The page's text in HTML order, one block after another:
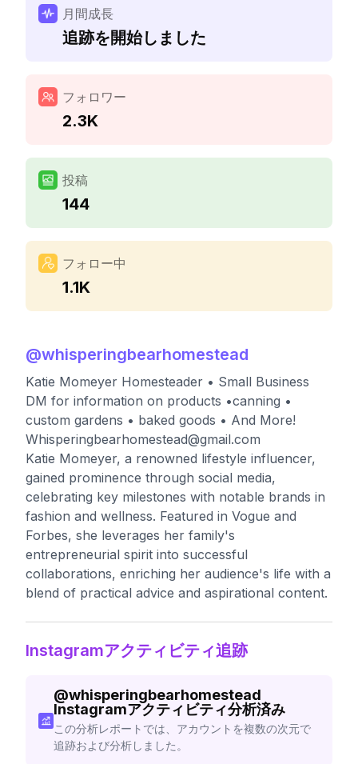
月間成長
追跡を開始しました
フォロワー
2.3K
投稿
144
フォロー中
1.1K
@whisperingbearhomestead
Katie Momeyer Homesteader • Small Business
DM for information on products •canning •
custom gardens • baked goods • And More!
Whisperingbearhomestead@gmail.com
Katie Momeyer, a renowned lifestyle influencer,
gained prominence through social media,
celebrating key milestones with notable brands in
fashion and wellness. Featured in Vogue and
Forbes, she leverages her family's
entrepreneurial spirit into successful
collaborations, enriching her audience's life with a
blend of practical advice and aspirational content.
Instagramアクティビティ追跡
@whisperingbearhomestead
Instagramアクティビティ分析済み
この分析レポートでは、アカウントを複数の次元で
追跡および分析しました。